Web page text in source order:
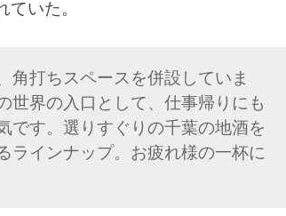
いた。
角打ちスペースを併設していま
世界の入口として、仕事帰りにも
です。選りすぐりの千葉の地酒を
ラインナップ。お疲れ様の一杯に